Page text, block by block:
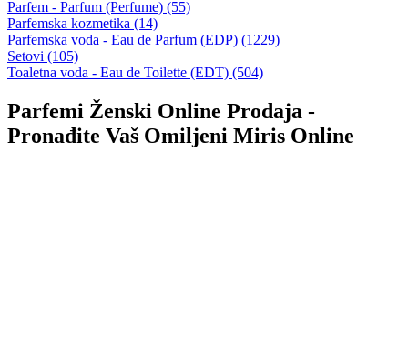
Parfem - Parfum (Perfume) (55)
Parfemska kozmetika (14)
Parfemska voda - Eau de Parfum (EDP) (1229)
Setovi (105)
Toaletna voda - Eau de Toilette (EDT) (504)
Parfemi Ženski Online Prodaja -
Pronađite Vaš Omiljeni Miris Online